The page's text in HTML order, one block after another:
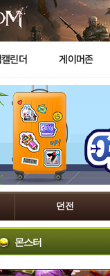
린더 게이머존
던전
몬스터